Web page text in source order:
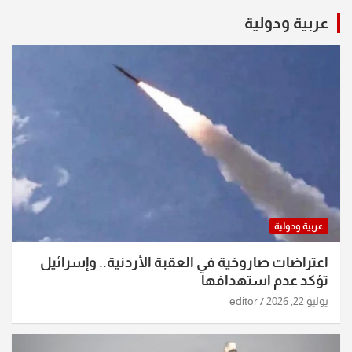
عربية ودولية
عربية ودولية
اعتراضات صاروخية في العقبة الأردنية.. وإسرائيل
تؤكد عدم استهدافها
يوليو 22, 2026 editor